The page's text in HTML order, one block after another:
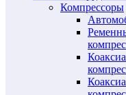
Компрессоры